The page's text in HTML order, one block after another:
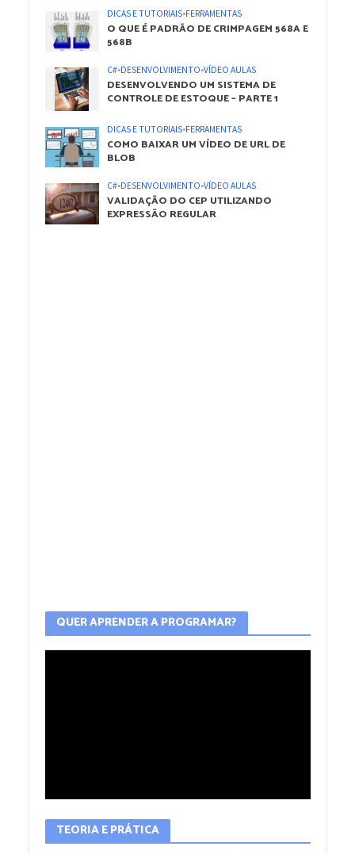
DICAS E TUTORIAIS•FERRAMENTAS
O QUE É PADRÃO DE CRIMPAGEM 568A E
568B
C#•DESENVOLVIMENTO•VÍDEO AULAS
DESENVOLVENDO UM SISTEMA DE
CONTROLE DE ESTOQUE – PARTE 1
DICAS E TUTORIAIS•FERRAMENTAS
COMO BAIXAR UM VÍDEO DE URL DE
BLOB
C#•DESENVOLVIMENTO•VÍDEO AULAS
VALIDAÇÃO DO CEP UTILIZANDO
EXPRESSÃO REGULAR
QUER APRENDER A PROGRAMAR?
TEORIA E PRÁTICA